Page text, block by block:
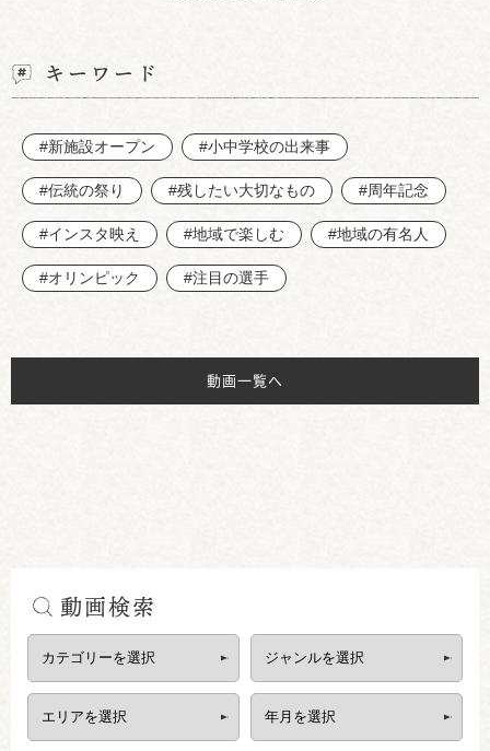
キーワード
#新施設オープン #小中学校の出来事
#伝統の祭り #残したい大切なもの #周年記念
#インスタ映え #地域で楽しむ #地域の有名人
#オリンピック #注目の選手
動画一覧へ
動画検索